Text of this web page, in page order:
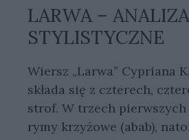
LARWA –
STYLISTYCZNE
Wiersz „Larwa” Cypriana
składa się z czterech,
strof. W trzech pierwszych
rymy krzyżowe (abab),